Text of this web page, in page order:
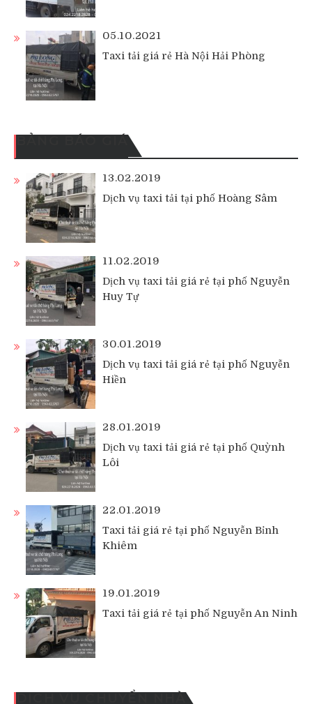
05.10.2021
Taxi tải giá rẻ Hà Nội Hải Phòng
BẢNG BÁO GIÁ
13.02.2019
Dịch vụ taxi tải tại phố Hoàng Sâm
11.02.2019
Dịch vụ taxi tải giá rẻ tại phố Nguyễn
Huy Tự
30.01.2019
Dịch vụ taxi tải giá rẻ tại phố Nguyễn
Hiền
28.01.2019
Dịch vụ taxi tải giá rẻ tại phố Quỳnh
Lôi
22.01.2019
Taxi tải giá rẻ tại phố Nguyễn Bỉnh
Khiêm
19.01.2019
Taxi tải giá rẻ tại phố Nguyễn An Ninh
DỊCH VỤ CHUYỂN NHÀ